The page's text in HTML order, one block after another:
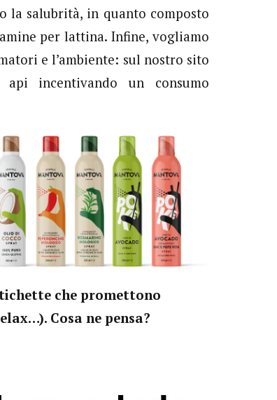
la salubrità, in quanto composto
per lattina. Infine, vogliamo
e l’ambiente: sul nostro sito
incentivando un consumo
che promettono
Cosa ne pensa?